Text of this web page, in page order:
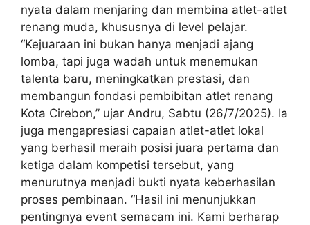
nyata dalam menjaring dan membina atlet-atlet
renang muda, khususnya di level pelajar.
“Kejuaraan ini bukan hanya menjadi ajang
lomba, tapi juga wadah untuk menemukan
talenta baru, meningkatkan prestasi, dan
membangun fondasi pembibitan atlet renang
Kota Cirebon,” ujar Andru, Sabtu (26/7/2025). Ia
juga mengapresiasi capaian atlet-atlet lokal
yang berhasil meraih posisi juara pertama dan
ketiga dalam kompetisi tersebut, yang
menurutnya menjadi bukti nyata keberhasilan
proses pembinaan. “Hasil ini menunjukkan
pentingnya event semacam ini. Kami berharap